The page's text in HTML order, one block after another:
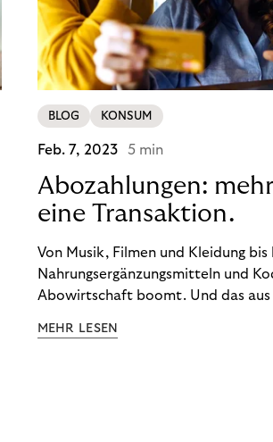
BLOG KONSUM
Feb. 7, 2023 5 min
Abozahlungen:
eine Transaktion.
Von Musik, Filmen und Kleidung bis
Nahrungsergänzungsmitteln und
Abowirtschaft boomt. Und das aus
wünschen. Sie ermöglichen es uns,
MEHR LESEN